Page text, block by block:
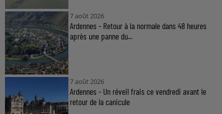
7 août 2026
Ardennes - Retour à la normale dans 48 heures
après une panne du...
7 août 2026
Ardennes - Un réveil frais ce vendredi avant le
retour de la canicule